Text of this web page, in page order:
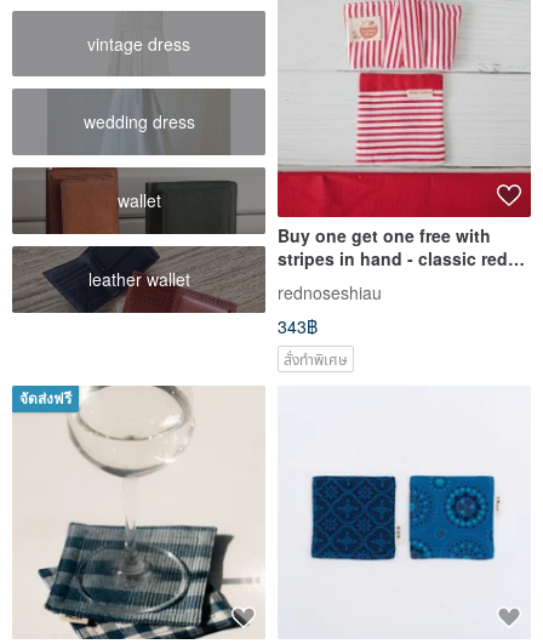
vintage dress
wedding dress
wallet
leather wallet
Buy one get one free with
stripes in hand - classic red
buy a cup set and get a
coaster
rednoseshiau
343฿
สั่งทำพิเศษ
จัดส่งฟรี